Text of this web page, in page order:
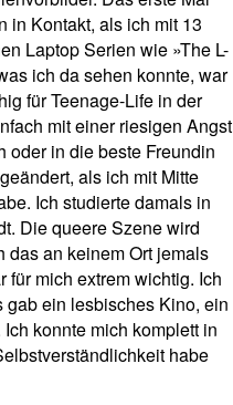
in Kontakt, als ich mit 13
Laptop Serien wie »The L-
ich da sehen konnte, war
für Teenage-Life in der
mit einer riesigen Angst
oder in die beste Freundin
als ich mit Mitte
Ich studierte damals in
Die queere Szene wird
das an keinem Ort jemals
mich extrem wichtig. Ich
ein lesbisches Kino, ein
konnte mich komplett in
habe